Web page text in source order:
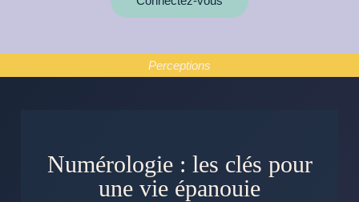
Perceptions
Numérologie : les clés pour
une vie épanouie